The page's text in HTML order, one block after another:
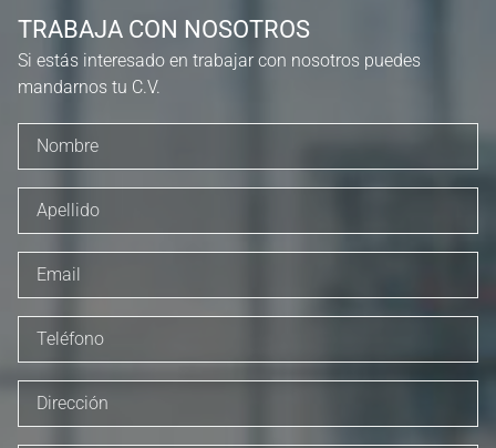
TRABAJA CON NOSOTROS
Si estás interesado en trabajar con nosotros puedes
mandarnos tu C.V.